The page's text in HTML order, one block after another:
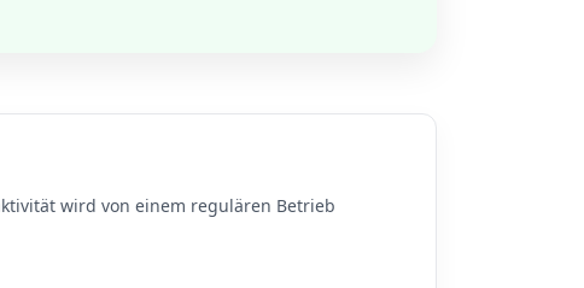
wird von einem regulären Betrieb